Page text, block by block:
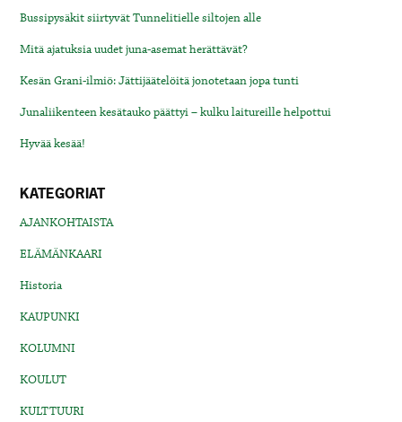
Bussipysäkit siirtyvät Tunnelitielle siltojen alle
Mitä ajatuksia uudet juna-asemat herättävät?
Kesän Grani-ilmiö: Jättijäätelöitä jonotetaan jopa tunti
Junaliikenteen kesätauko päättyi – kulku laitureille helpottui
Hyvää kesää!
KATEGORIAT
AJANKOHTAISTA
ELÄMÄNKAARI
Historia
KAUPUNKI
KOLUMNI
KOULUT
KULTTUURI